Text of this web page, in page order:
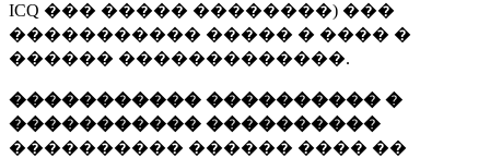
ICQ ��� ����� ��������) ���
����������� ����� � ���� �
������ �������������.
����������� ���������� �
����������� ����������
���������� ������ ���� ��